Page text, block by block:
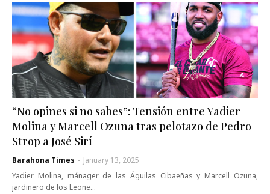
“No opines si no sabes”: Tensión entre Yadier
Molina y Marcell Ozuna tras pelotazo de Pedro
Strop a José Sirí
Barahona Times - January 13, 2025
Yadier Molina, mánager de las Águilas Cibaeñas y Marcell Ozuna,
jardinero de los Leone…